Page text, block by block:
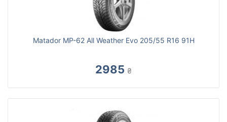
Matador MP-62 All Weather Evo 205/55 R16 91H
2985 ₴